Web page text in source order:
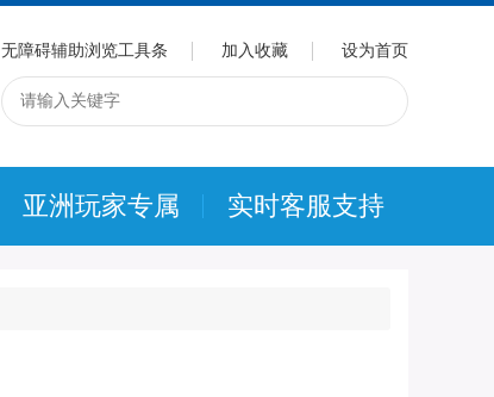
无障碍辅助浏览工具条 加入收藏 设为首页
亚洲玩家专属 实时客服支持